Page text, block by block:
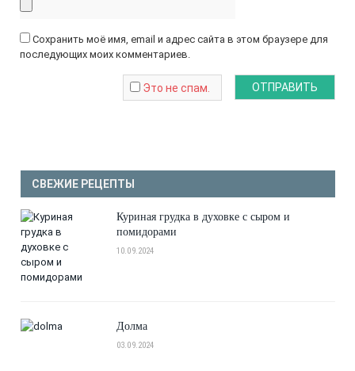
Сохранить моё имя, email и адрес сайта в этом браузере для
последующих моих комментариев.
Это не спам.
СВЕЖИЕ РЕЦЕПТЫ
Куриная грудка в духовке с сыром и
помидорами
10.09.2024
Долма
03.09.2024